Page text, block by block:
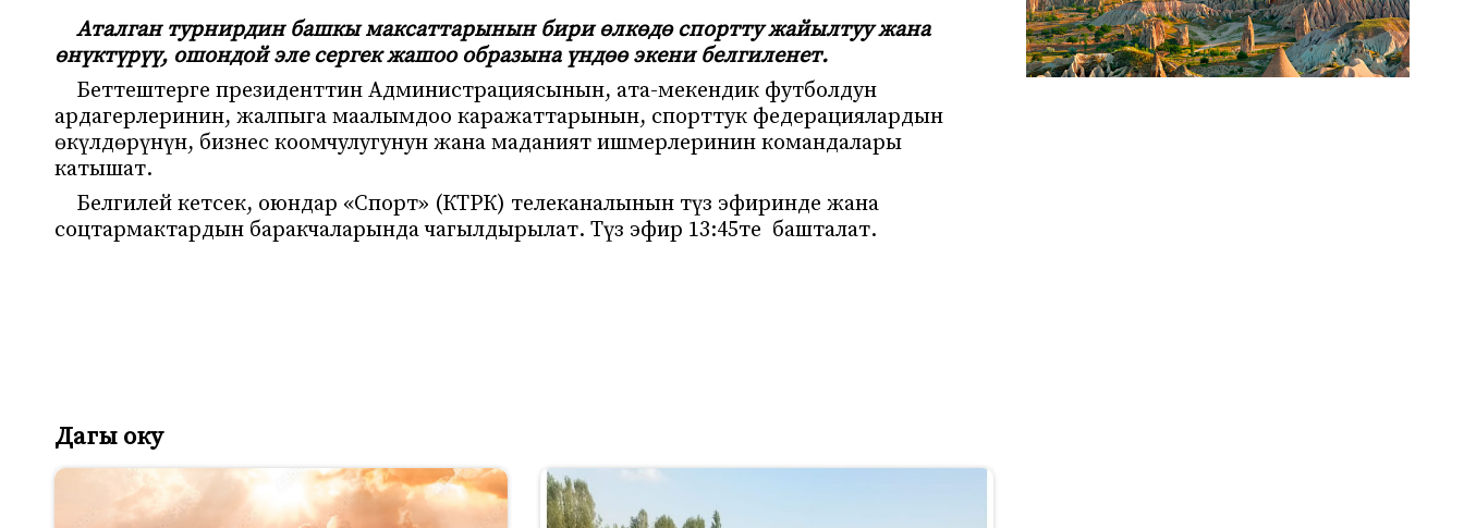
Аталган турнирдин башкы максаттарынын бири өлкөдө спортту жайылтуу жана
өнүктүрүү, ошондой эле сергек жашоо образына үндөө экени белгиленет.
Беттештерге президенттин Администрациясынын, ата-мекендик футболдун
ардагерлеринин, жалпыга маалымдоо каражаттарынын, спорттук федерациялардын
өкүлдөрүнүн, бизнес коомчулугунун жана маданият ишмерлеринин командалары
катышат.
Белгилей кетсек, оюндар «Спорт» (КТРК) телеканалынын түз эфиринде жана
соцтармактардын баракчаларында чагылдырылат. Түз эфир 13:45те башталат.
Дагы оку